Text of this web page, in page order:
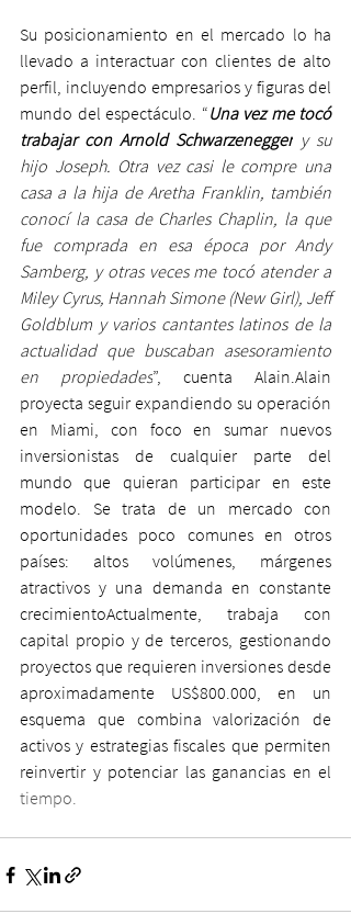
Su posicionamiento en el mercado lo ha
llevado a interactuar con clientes de alto
perfil, incluyendo empresarios y figuras del
mundo del espectáculo. “Una vez me tocó
trabajar con Arnold Schwarzenegger y su
hijo Joseph. Otra vez casi le compre una
casa a la hija de Aretha Franklin, también
conocí la casa de Charles Chaplin, la que
fue comprada en esa época por Andy
Samberg, y otras veces me tocó atender a
Miley Cyrus, Hannah Simone (New Girl), Jeff
Goldblum y varios cantantes latinos de la
actualidad que buscaban asesoramiento
en propiedades”, cuenta Alain.Alain
proyecta seguir expandiendo su operación
en Miami, con foco en sumar nuevos
inversionistas de cualquier parte del
mundo que quieran participar en este
modelo. Se trata de un mercado con
oportunidades poco comunes en otros
países: altos volúmenes, márgenes
atractivos y una demanda en constante
crecimientoActualmente, trabaja con
capital propio y de terceros, gestionando
proyectos que requieren inversiones desde
aproximadamente US$800.000, en un
esquema que combina valorización de
activos y estrategias fiscales que permiten
reinvertir y potenciar las ganancias en el
tiempo.